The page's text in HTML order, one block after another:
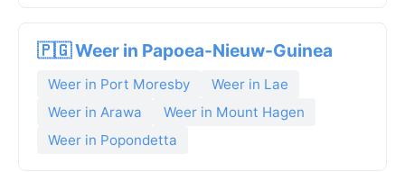
🇵🇬 Weer in Papoea-Nieuw-Guinea
Weer in Port Moresby
Weer in Lae
Weer in Arawa
Weer in Mount Hagen
Weer in Popondetta